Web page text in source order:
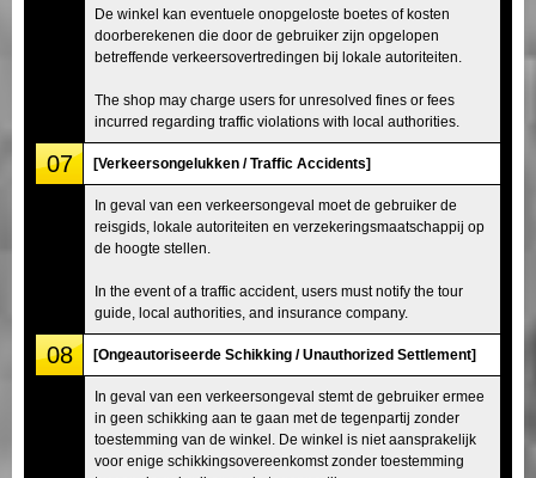
De winkel kan eventuele onopgeloste boetes of kosten
doorberekenen die door de gebruiker zijn opgelopen
betreffende verkeersovertredingen bij lokale autoriteiten.
The shop may charge users for unresolved fines or fees
incurred regarding traffic violations with local authorities.
07 [Verkeersongelukken / Traffic Accidents]
In geval van een verkeersongeval moet de gebruiker de
reisgids, lokale autoriteiten en verzekeringsmaatschappij op
de hoogte stellen.
In the event of a traffic accident, users must notify the tour
guide, local authorities, and insurance company.
08 [Ongeautoriseerde Schikking / Unauthorized Settlement]
In geval van een verkeersongeval stemt de gebruiker ermee
in geen schikking aan te gaan met de tegenpartij zonder
toestemming van de winkel. De winkel is niet aansprakelijk
voor enige schikkingsovereenkomst zonder toestemming